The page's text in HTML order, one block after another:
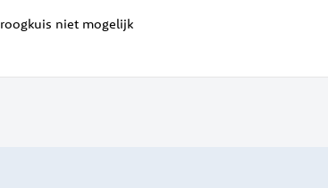
niet mogelijk